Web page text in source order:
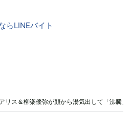
らLINEバイト
リス＆柳楽優弥が顔から湯気出して「沸騰